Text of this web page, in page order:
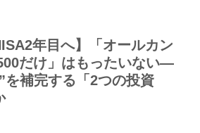
年目へ】「オールカン
だけ」はもったいない―
を補完する「2つの投資